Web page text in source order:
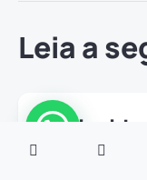
Leia a
em